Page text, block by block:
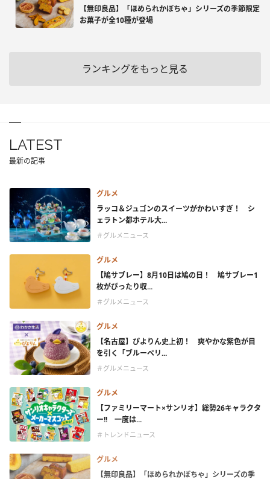
【無印良品】「ほめられかぼちゃ」シリーズの季節限定
お菓子が全10種が登場
ランキングをもっと見る
LATEST
最新の記事
グルメ
ラッコ＆ジュゴンのスイーツがかわいすぎ！ シ
ェラトン都ホテル大...
＃グルメニュース
グルメ
【鳩サブレー】8月10日は鳩の日！ 鳩サブレー1
枚がぴったり収...
＃グルメニュース
グルメ
【名古屋】ぴよりん史上初！ 爽やかな紫色が目
を引く「ブルーベリ...
＃グルメニュース
グルメ
【ファミリーマート×サンリオ】総勢26キャラクタ
ー!! 一度は...
＃トレンドニュース
グルメ
【無印良品】「ほめられかぼちゃ」シリーズの季